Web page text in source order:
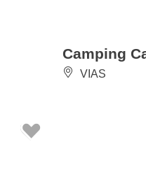
Camping
VIAS